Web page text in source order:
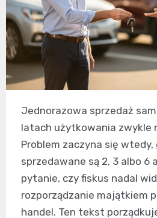
Jednorazowa sprzedaż
latach użytkowania zwykle
Problem zaczyna się wtedy,
sprzedawane są 2, 3 albo 6
pytanie, czy fiskus nadal
rozporządzanie majątkiem
handel. Ten tekst